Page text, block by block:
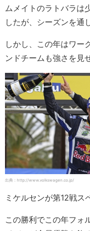
ムメイトのラトバラは
したが、シーズンを通
しかし、この年はワー
ンドチームも強さを見
出典：http://www.volkswagen.co.jp/
ミケルセンが第12戦ス
この勝利でこの年フォ